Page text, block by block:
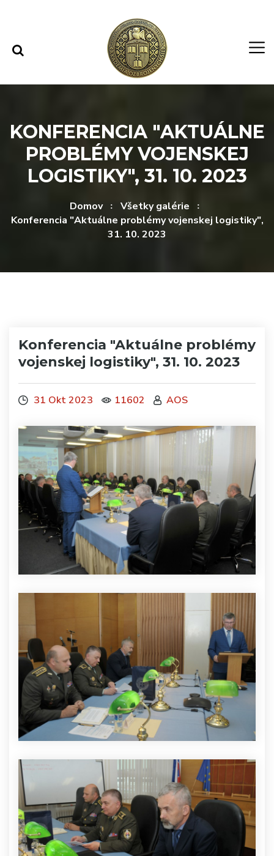
KONFERENCIA "AKTUÁLNE
PROBLÉMY VOJENSKEJ
LOGISTIKY", 31. 10. 2023
Domov
Všetky galérie
Konferencia "Aktuálne problémy vojenskej logistiky",
31. 10. 2023
Konferencia "Aktuálne problémy
vojenskej logistiky", 31. 10. 2023
31 Okt 2023 11602 AOS